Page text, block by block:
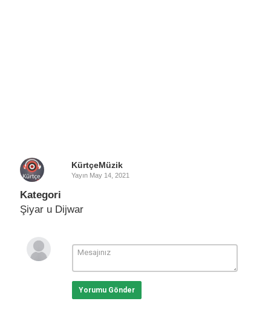
KürtçeMüzik
Yayın May 14, 2021
Kategori
Şiyar u Dijwar
Yorumu Gönder